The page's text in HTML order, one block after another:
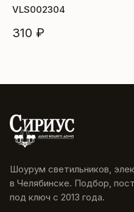
VLS002304
310 ₽
Шоурум светильников,
в Челябинске. Подбор,
под ключ с 2013 года.